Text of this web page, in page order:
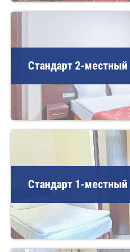
Стандарт 2-местный
Стандарт 1-местный